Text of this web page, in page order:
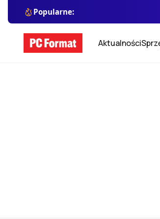
Popularne:
Aktualności